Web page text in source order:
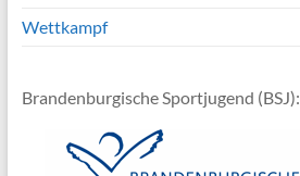
Wettkampf
Brandenburgische Sportjugend (BSJ):